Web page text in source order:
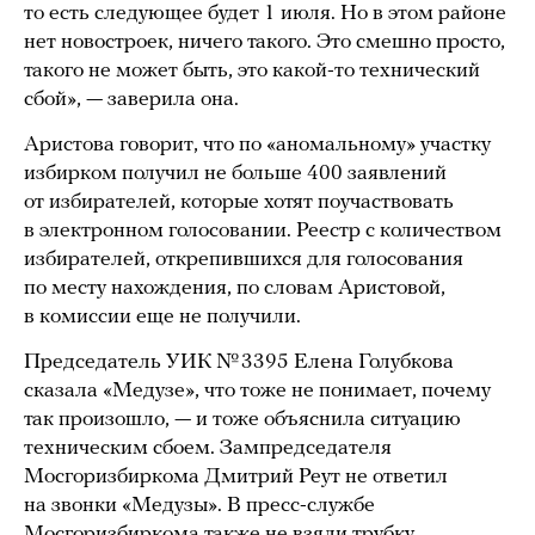
то есть следующее будет 1 июля. Но в этом районе
нет новостроек, ничего такого. Это смешно просто,
такого не может быть, это какой-то технический
сбой», — заверила она.
Аристова говорит, что по «аномальному» участку
избирком получил не больше 400 заявлений
от избирателей, которые хотят поучаствовать
в электронном голосовании. Реестр с количеством
избирателей, открепившихся для голосования
по месту нахождения, по словам Аристовой,
в комиссии еще не получили.
Председатель УИК № 3395 Елена Голубкова
сказала «Медузе», что тоже не понимает, почему
так произошло, — и тоже объяснила ситуацию
техническим сбоем. Зампредседателя
Мосгоризбиркома Дмитрий Реут не ответил
на звонки «Медузы». В пресс-службе